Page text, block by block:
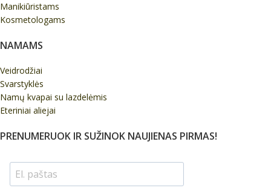
Manikiūristams
Kosmetologams
NAMAMS
Veidrodžiai
Svarstyklės
Namų kvapai su lazdelėmis
Eteriniai aliejai
PRENUMERUOK IR SUŽINOK NAUJIENAS PIRMAS!